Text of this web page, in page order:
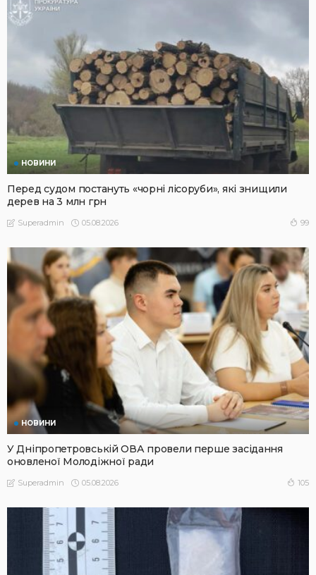
НОВИНИ
Перед судом постануть «чорні лісоруби», які знищили
дерев на 3 млн грн
Superadmin 05.08.2026 99
НОВИНИ
У Дніпропетровській ОВА провели перше засідання
оновленої Молодіжної ради
Superadmin 05.08.2026 105